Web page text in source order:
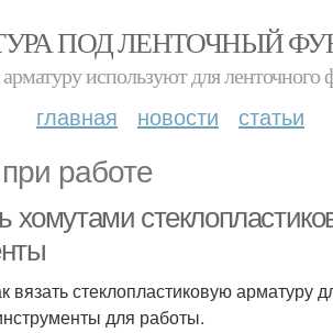
ПОД ЛЕНТОЧНЫЙ
используют для ленточного
главная новости статьи
работе
хомутами
вязать стеклопластиковую
для работы.